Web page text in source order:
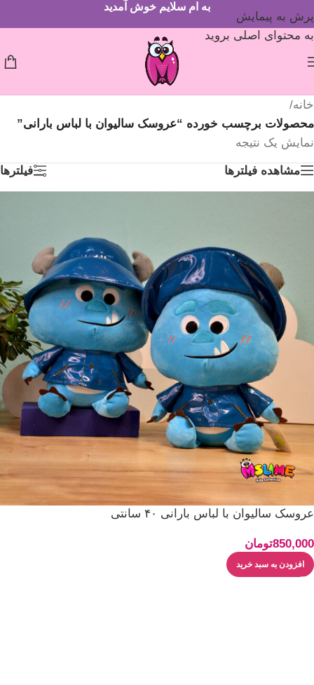
پرش به پیمایش
به محتوای اصلی بروید
به ام سلایم خوش آمدید
خانه/
محصولات برچسب خورده “عروسک سالیوان با لباس بارانی”
نمایش یک نتیجه
مشاهده فیلترها فیلترها
عروسک سالیوان با لباس بارانی ۴۰ سانتی
850,000تومان
افزودن به سبد خرید